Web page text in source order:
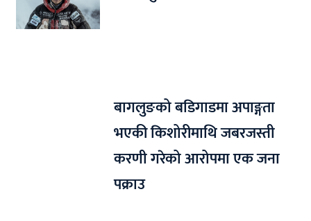
बागलुङको बडिगाडमा अपाङ्गता
भएकी किशोरीमाथि जबरजस्ती
करणी गरेको आरोपमा एक जना
पक्राउ